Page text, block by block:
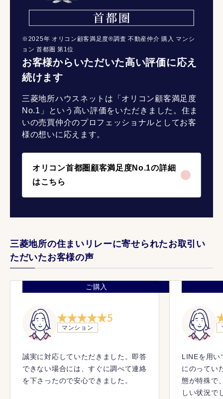
お客様からいただいた高い評価に応え
続けます
三菱地所ハウスネットは「オリコン顧客満足度
No.1」という高い評価をいただきました。住ま
いの売買仲介のプロフェッショナルとしてお客
様の想いに応えます。
オリコン首都圏顧客満足度No.1の詳細
はこちら
※2025年 オリコン顧客満足度®調査 不動産仲介 購入 マンシ
ョン 首都圏 第1位
三菱地所の住まいリレーに寄せられたお取引い
ただいたお客様の声
ご購入
5
マンション
誠実に対応していただきました。即答
できない場合には、すぐに調べて連絡
を下さったので安心できました。
LINEを用い
にのってい
態が特殊で
しい状況で